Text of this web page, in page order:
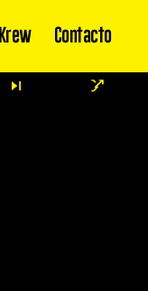
Krew Contacto